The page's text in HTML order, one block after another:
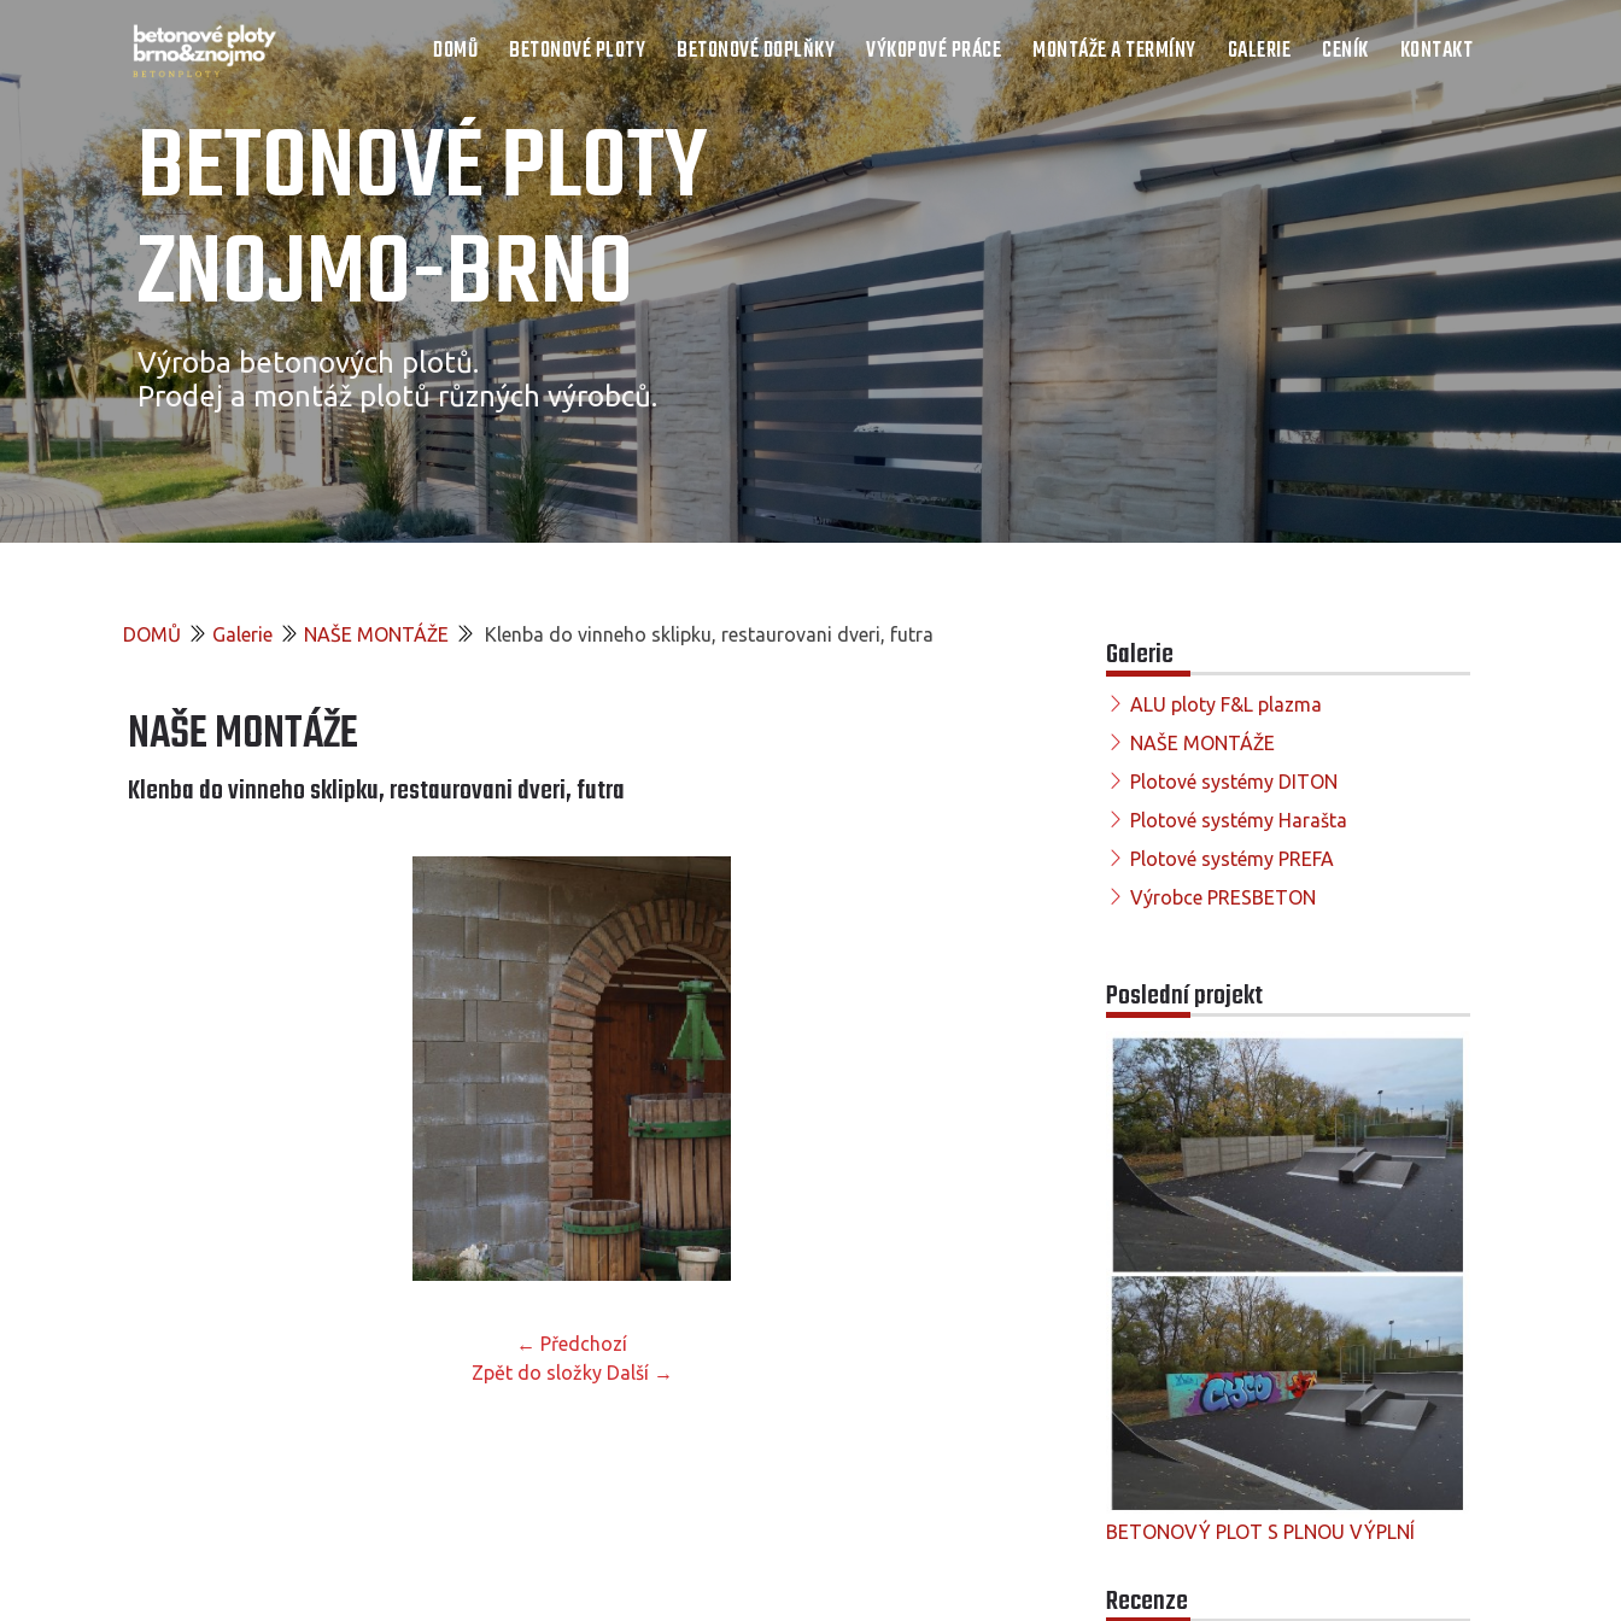
DOMŮ BETONOVÉ PLOTY BETONOVÉ DOPLŇKY VÝKOPOVÉ PRÁCE MONTÁŽE A TERMÍNY GALERIE CENÍK KONTAKT
BETONOVÉ PLOTY
ZNOJMO-BRNO
Výroba betonových plotů.
Prodej a montáž plotů různých výrobců.
DOMŮ Galerie NAŠE MONTÁŽE Klenba do vinneho sklipku, restaurovani dveri, futra
NAŠE MONTÁŽE
Klenba do vinneho sklipku, restaurovani dveri, futra
← Předchozí
Zpět do složky Další →
Galerie
ALU ploty F&L plazma
NAŠE MONTÁŽE
Plotové systémy DITON
Plotové systémy Harašta
Plotové systémy PREFA
Výrobce PRESBETON
Poslední projekt
BETONOVÝ PLOT S PLNOU VÝPLNÍ
Recenze